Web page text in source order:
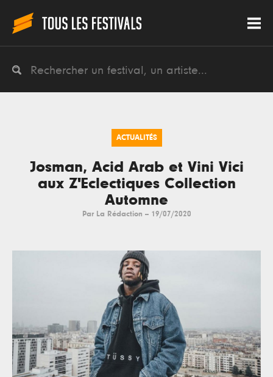
ACTUALITÉS
Josman, Acid Arab et Vini Vici
aux Z'Eclectiques Collection
Automne
Par La Rédaction -- 19/07/2020